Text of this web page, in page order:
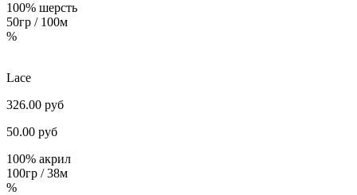
100% шерсть
50гр / 100м
%
Lace
326.00 руб
50.00 руб
100% акрил
100гр / 38м
%